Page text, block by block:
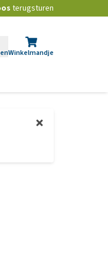
terugsturen
Winkelmandje